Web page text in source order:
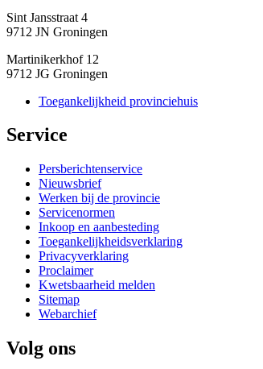
Sint Jansstraat 4
9712 JN Groningen
Martinikerkhof 12
9712 JG Groningen
Toegankelijkheid provinciehuis
Service
Persberichtenservice
Nieuwsbrief
Werken bij de provincie
Servicenormen
Inkoop en aanbesteding
Toegankelijkheidsverklaring
Privacyverklaring
Proclaimer
Kwetsbaarheid melden
Sitemap
Webarchief
Volg ons